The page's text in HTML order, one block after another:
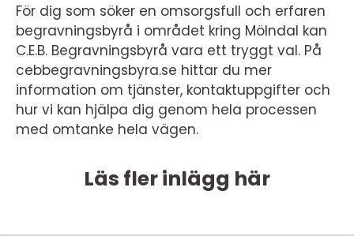
För dig som söker en omsorgsfull och erfaren
begravningsbyrå i området kring Mölndal kan
C.E.B. Begravningsbyrå vara ett tryggt val. På
cebbegravningsbyra.se hittar du mer
information om tjänster, kontaktuppgifter och
hur vi kan hjälpa dig genom hela processen
med omtanke hela vägen.
Läs fler inlägg här